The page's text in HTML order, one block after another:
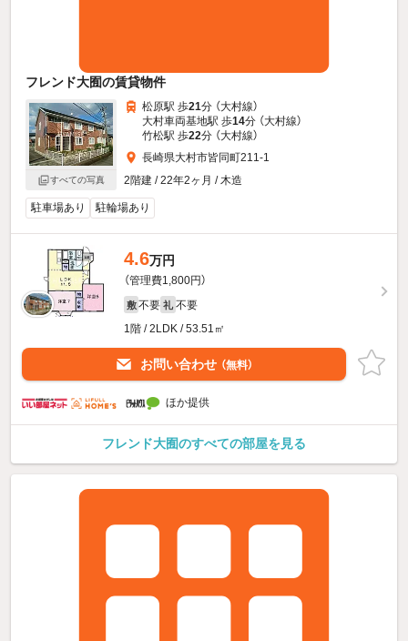
フレンド大囿の賃貸物件
すべての写真
松原駅 歩21分 （大村線）
大村車両基地駅 歩14分 （大村線）
竹松駅 歩22分 （大村線）
長崎県大村市皆同町211-1
2階建 / 22年2ヶ月 / 木造
駐車場あり 駐輪場あり
4.6万円
（管理費1,800円）
敷 不要 礼 不要
1階 / 2LDK / 53.51㎡
お問い合わせ （無料）
ほか提供
フレンド大囿のすべての部屋を見る